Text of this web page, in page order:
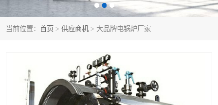
当前位置： 首页 > 供应商机 > 大品牌电锅炉厂家